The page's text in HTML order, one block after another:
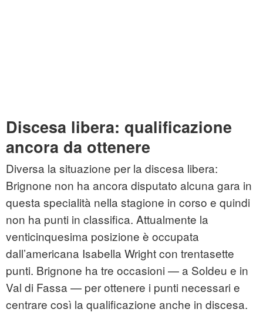
Discesa libera: qualificazione
ancora da ottenere
Diversa la situazione per la discesa libera:
Brignone non ha ancora disputato alcuna gara in
questa specialità nella stagione in corso e quindi
non ha punti in classifica. Attualmente la
venticinquesima posizione è occupata
dall’americana Isabella Wright con trentasette
punti. Brignone ha tre occasioni — a Soldeu e in
Val di Fassa — per ottenere i punti necessari e
centrare così la qualificazione anche in discesa.